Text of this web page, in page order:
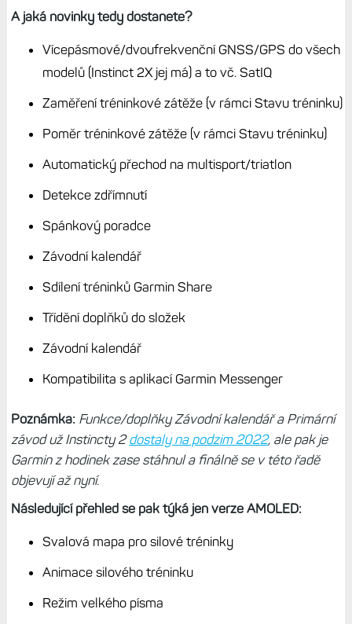
A jaká novinky tedy dostanete?
Vícepásmové/dvoufrekvenční GNSS/GPS do všech
modelů (Instinct 2X jej má) a to vč. SatIQ
Zaměření tréninkové zátěže (v rámci Stavu tréninku)
Poměr tréninkové zátěže (v rámci Stavu tréninku)
Automatický přechod na multisport/triatlon
Detekce zdřímnutí
Spánkový poradce
Závodní kalendář
Sdílení tréninků Garmin Share
Třídění doplňků do složek
Závodní kalendář
Kompatibilita s aplikací Garmin Messenger
Poznámka: Funkce/doplňky Závodní kalendář a Primární
závod už Instincty 2dostaly na podzim 2022, ale pak je
Garmin z hodinek zase stáhnul a finálně se v této řadě
objevují až nyní.
Následující přehled se pak týká jen verze AMOLED:
Svalová mapa pro silové tréninky
Animace silového tréninku
Režim velkého písma